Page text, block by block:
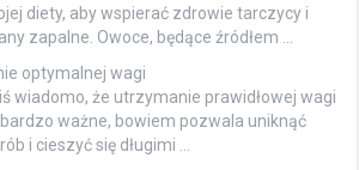
diety, aby wspierać zdrowie tarczycy i
zapalne. Owoce, będące źródłem …
optymalnej wagi
wiadomo, że utrzymanie prawidłowej wagi
bardzo ważne, bowiem pozwala uniknąć
i cieszyć się długimi …